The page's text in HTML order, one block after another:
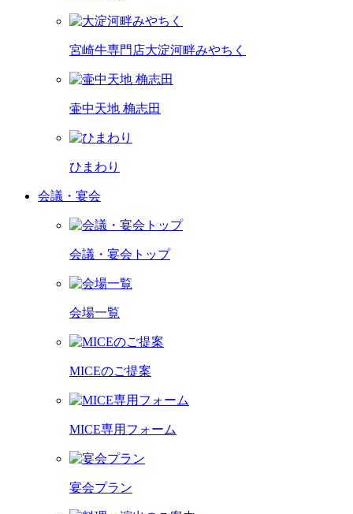
宮崎牛専門店大淀河畔みやちく
壷中天地 桷志田
ひまわり
会議・宴会
会議・宴会トップ
会場一覧
MICEのご提案
MICE専用フォーム
宴会プラン